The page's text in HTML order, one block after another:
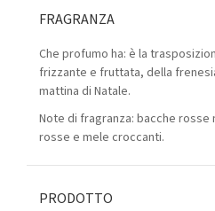
FRAGRANZA
Che profumo ha: è la
frizzante e fruttata, della
mattina di Natale.
Note di fragranza: bacche rosse
rosse e mele croccanti.
PRODOTTO